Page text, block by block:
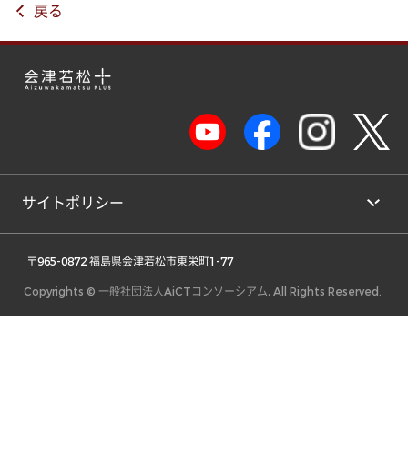
戻る
サイトポリシー
〒965-0872 福島県会津若松市東栄町1-77
Copyrights © 一般社団法人AiCTコンソーシアム, All Rights Reserved.